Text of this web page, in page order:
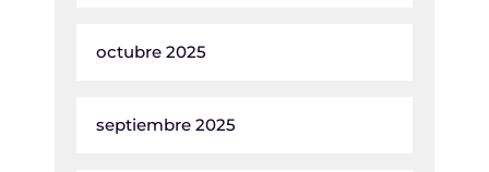
octubre 2025
septiembre 2025